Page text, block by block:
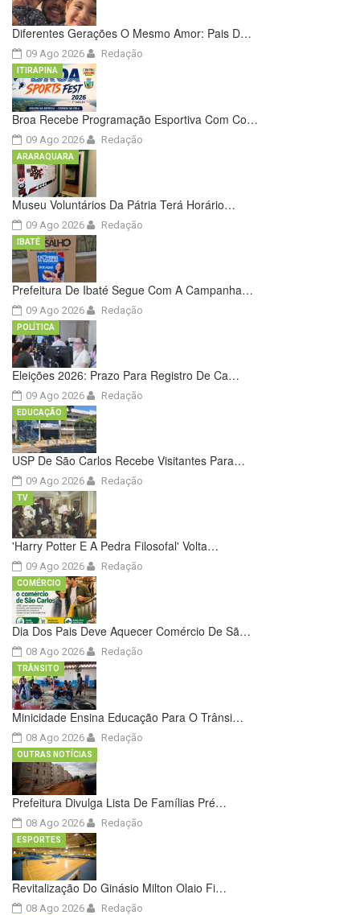
Diferentes Gerações O Mesmo Amor: Pais D…
09 Ago 2026 Redação
Broa Recebe Programação Esportiva Com Co…
09 Ago 2026
ITIRAPINA
Redação
Museu Voluntários Da Pátria Terá Horário…
09 Ago 2026
ARARAQUARA
Redação
Prefeitura De Ibaté Segue Com A Campanha…
09 Ago 2026
IBATÉ
Redação
Eleições 2026: Prazo Para Registro De Ca…
09 Ago 2026
POLÍTICA
Redação
USP De São Carlos Recebe Visitantes Para…
09 Ago 2026
EDUCAÇÃO
Redação
'Harry Potter E A Pedra Filosofal' Volta…
09 Ago 2026
TV
Redação
Dia Dos Pais Deve Aquecer Comércio De Sã…
08 Ago 2026
COMÉRCIO
Redação
Minicidade Ensina Educação Para O Trânsi…
08 Ago 2026
TRÂNSITO
Redação
Prefeitura Divulga Lista De Famílias Pré…
08 Ago 2026
OUTRAS NOTÍCIAS
Redação
Revitalização Do Ginásio Milton Olaio Fi…
08 Ago 2026
ESPORTES
Redação